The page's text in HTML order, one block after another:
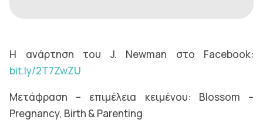
H ανάρτηση του J. Newman στο Facebook:
bit.ly/2T7ZwZU
Μετάφραση – επιμέλεια κειμένου: Blossom –
Pregnancy, Birth & Parenting